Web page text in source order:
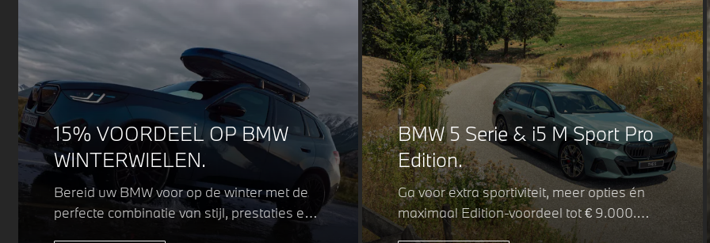
15% VOORDEEL OP BMW
WINTERWIELEN.
Bereid uw BMW voor op de winter met de
perfecte combinatie van stijl, prestaties en
BMW 5 Serie & i5 M Sport Pro
Edition.
Ga voor extra sportiviteit, meer opties én
maximaal Edition-voordeel tot € 9.000.
Fiscaal leverbaar vanaf € 75.347. Met de